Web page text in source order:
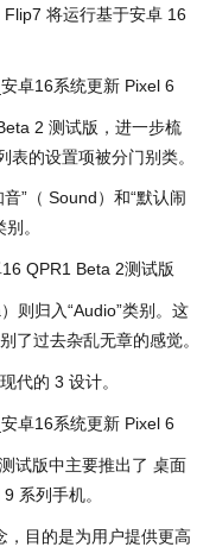
将运行基于安卓 16
2 测试版，进一步梳
表的设置项被分门别类。
”（ Sound）和“默认闹
。
则归入“Audio”类别。这
了过去杂乱无章的感觉。
代的 3 设计。
试版中主要推出了 桌面
系列手机。
，目的是为用户提供更高